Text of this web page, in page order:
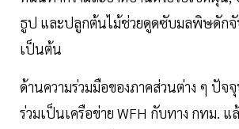
ธูป และปลูกต้นไม้ช่วยดูดซับมลพิษดัก
เป็นต้น
ด้านความร่วมมือของภาคส่วนต่าง ๆ ปัจ
ร่วมเป็นเครือข่าย WFH กับทาง กทม. แ